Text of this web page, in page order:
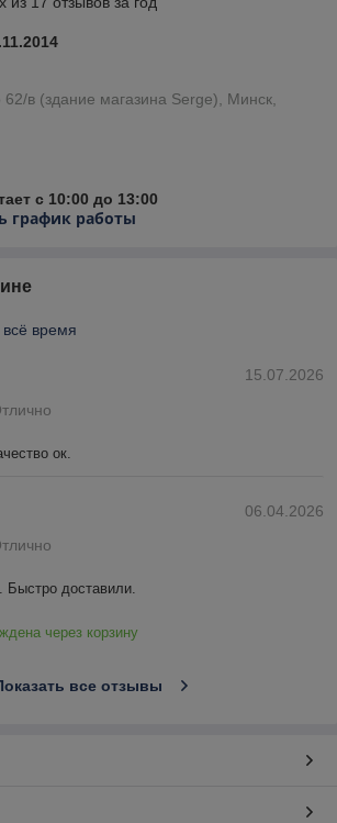
62/в (здание магазина Serge), Минск,
с 10:00 до 13:00
график работы
всё время
15.07.2026
ок.
06.04.2026
Быстро доставили.
через корзину
все отзывы